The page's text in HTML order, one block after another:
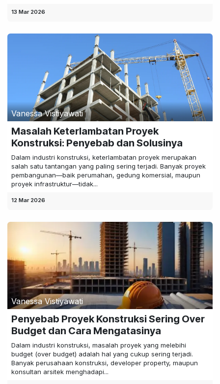
13 Mar 2026
Vanessa Vistiyawati
Masalah Keterlambatan Proyek
Konstruksi: Penyebab dan Solusinya
Dalam industri konstruksi, keterlambatan proyek merupakan
salah satu tantangan yang paling sering terjadi. Banyak proyek
pembangunan—baik perumahan, gedung komersial, maupun
proyek infrastruktur—tidak...
12 Mar 2026
Vanessa Vistiyawati
Penyebab Proyek Konstruksi Sering Over
Budget dan Cara Mengatasinya
Dalam industri konstruksi, masalah proyek yang melebihi
budget (over budget) adalah hal yang cukup sering terjadi.
Banyak perusahaan konstruksi, developer property, maupun
konsultan arsitek menghadapi...